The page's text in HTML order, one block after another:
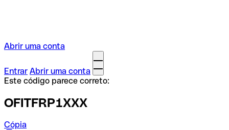
Abrir uma conta
Entrar Abrir uma conta
Este código parece correto:
OFITFRP1XXX
Cópia